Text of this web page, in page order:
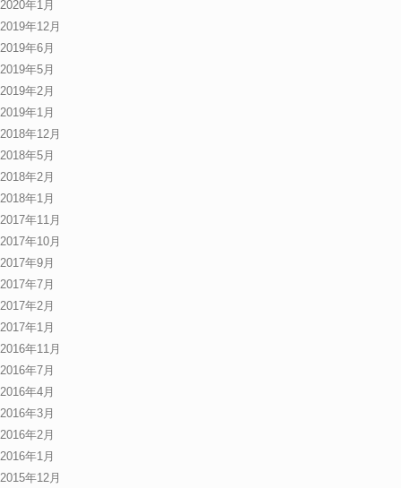
2020年1月
2019年12月
2019年6月
2019年5月
2019年2月
2019年1月
2018年12月
2018年5月
2018年2月
2018年1月
2017年11月
2017年10月
2017年9月
2017年7月
2017年2月
2017年1月
2016年11月
2016年7月
2016年4月
2016年3月
2016年2月
2016年1月
2015年12月